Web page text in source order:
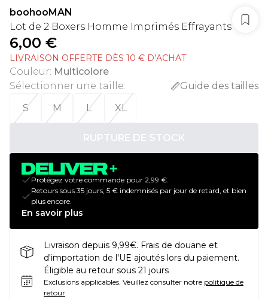
boohooMAN
Lot de 2 Boxers Homme Imprimés Effrayants
6,00 €
LIVRAISON OFFERTE DÈS 10 € D’ACHAT
Couleur: Multicolore
Sélectionner une taille:
Guide des tailles
S
M L XL
RUPTURE DE STOCK
Protégez votre commande pour 2,99 €.
Retours sous 35 jours, 5 € indemnisés par jour de retard, et bien
plus encore.
En savoir plus
Livraison depuis 9,99€. Frais de douane et
d'importation de l'UE ajoutés lors du paiement.
Éligible au retour sous 21 jours
Exclusions applicables. Veuillez consulter notre politique de
retour